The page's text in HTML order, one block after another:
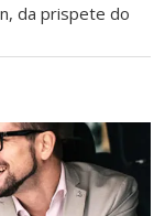
da prispete do